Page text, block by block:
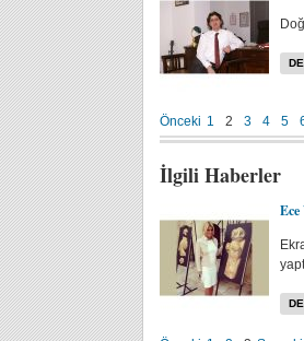
Önceki 1 2 3 4 5
İlgili Haberler